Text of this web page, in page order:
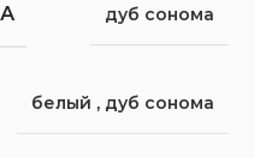
дуб сонома
белый , дуб сонома